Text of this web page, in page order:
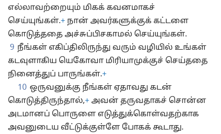
எல்லாவற்றையும் மிகக் கவனமாகச்
செய்யுங்கள்.+ நான் அவர்களுக்குக் கட்டளை
கொடுத்ததை அச்சுப்பிசகாமல் செய்யுங்கள்.
9 நீங்கள் எகிப்திலிருந்து வரும் வழியில் உங்கள்
கடவுளாகிய யெகோவா மிரியாமுக்குச் செய்ததை
நினைத்துப் பாருங்கள்.+
10 ஒருவனுக்கு நீங்கள் ஏதாவது கடன்
கொடுத்திருந்தால்,+ அவன் தருவதாகச் சொன்ன
அடமானப் பொருளை எடுத்துக்கொள்வதற்காக
அவனுடைய வீட்டுக்குள்ளே போகக் கூடாது.